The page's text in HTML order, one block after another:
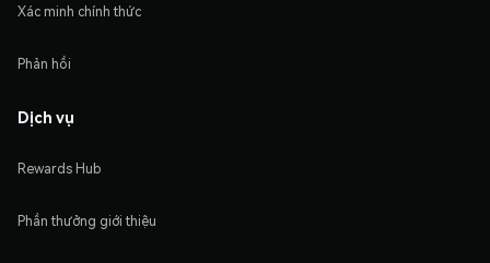
Xác minh chính thức
Phản hồi
Dịch vụ
Rewards Hub
Phần thưởng giới thiệu